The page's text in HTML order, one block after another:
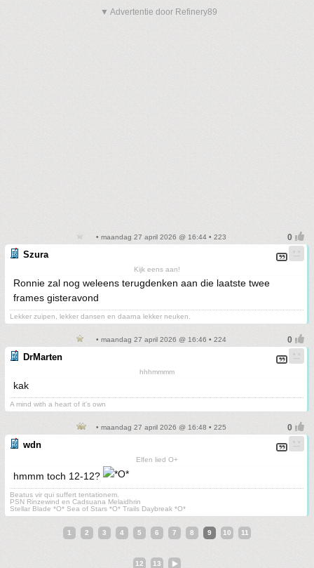
▼ Advertentie door Refinery89
• maandag 27 april 2026 @ 16:44 • 223
Szura
Kijk eens aan!
Ronnie zal nog weleens terugdenken aan die laatste twee
frames gisteravond
Lekker zuipen, lekker dansen en daarna lekker neuken.
• maandag 27 april 2026 @ 16:46 • 224
DrMarten
hhhmmmm
kak
A mind with a heart of it's own
• maandag 27 april 2026 @ 16:48 • 225
wdn
Elfen lied O+
hmmm toch 12-12?
Beatus vir qui suffert tentationem.
PSN Rinzewind en Cadsuana Melaidhrin
Stellar Blade *O* Sea of Stars *O* Trails Daybreak *O*
1 2 3 4 5 6 7 8 9 10 11
12 13